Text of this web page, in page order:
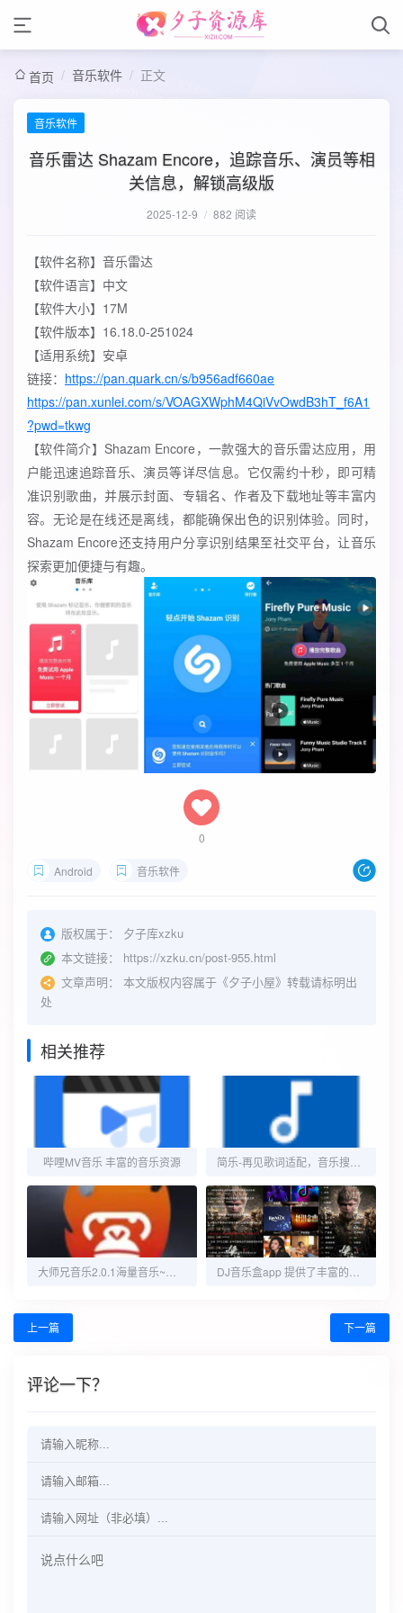
首页 / 音乐软件 / 正文
音乐软件
音乐雷达 Shazam Encore，追踪音乐、演员等相
关信息，解锁高级版
2025-12-9 / 882 阅读
【软件名称】音乐雷达
【软件语言】中文
【软件大小】17M
【软件版本】16.18.0-251024
【适用系统】安卓
链接： https://pan.quark.cn/s/b956adf660ae
https://pan.xunlei.com/s/VOAGXWphM4QiVvOwdB3hT_f6A1
?pwd=tkwg
【软件简介】Shazam Encore，一款强大的音乐雷达应用，用
户能迅速追踪音乐、演员等详尽信息。它仅需约十秒，即可精
准识别歌曲，并展示封面、专辑名、作者及下载地址等丰富内
容。无论是在线还是离线，都能确保出色的识别体验。同时，
Shazam Encore还支持用户分享识别结果至社交平台，让音乐
探索更加便捷与有趣。
0
Android 音乐软件
版权属于：
夕子库xzku
本文链接：
https://xzku.cn/post-955.html
文章声明：
本文版权内容属于《夕子小屋》转载请标明出
处
相关推荐
哔哩MV音乐 丰富的音乐资源 简乐-再见歌词适配，音乐搜索下载软件
大师兄音乐2.0.1海量音乐~多种音源~无损下载 DJ音乐盒app 提供了丰富的DJ音乐资源库
上一篇 下一篇
评论一下？